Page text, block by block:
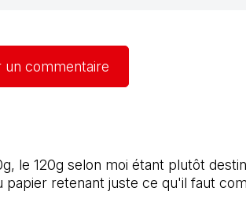
un commentaire
le 120g selon moi étant plutôt
retenant juste ce qu'il faut